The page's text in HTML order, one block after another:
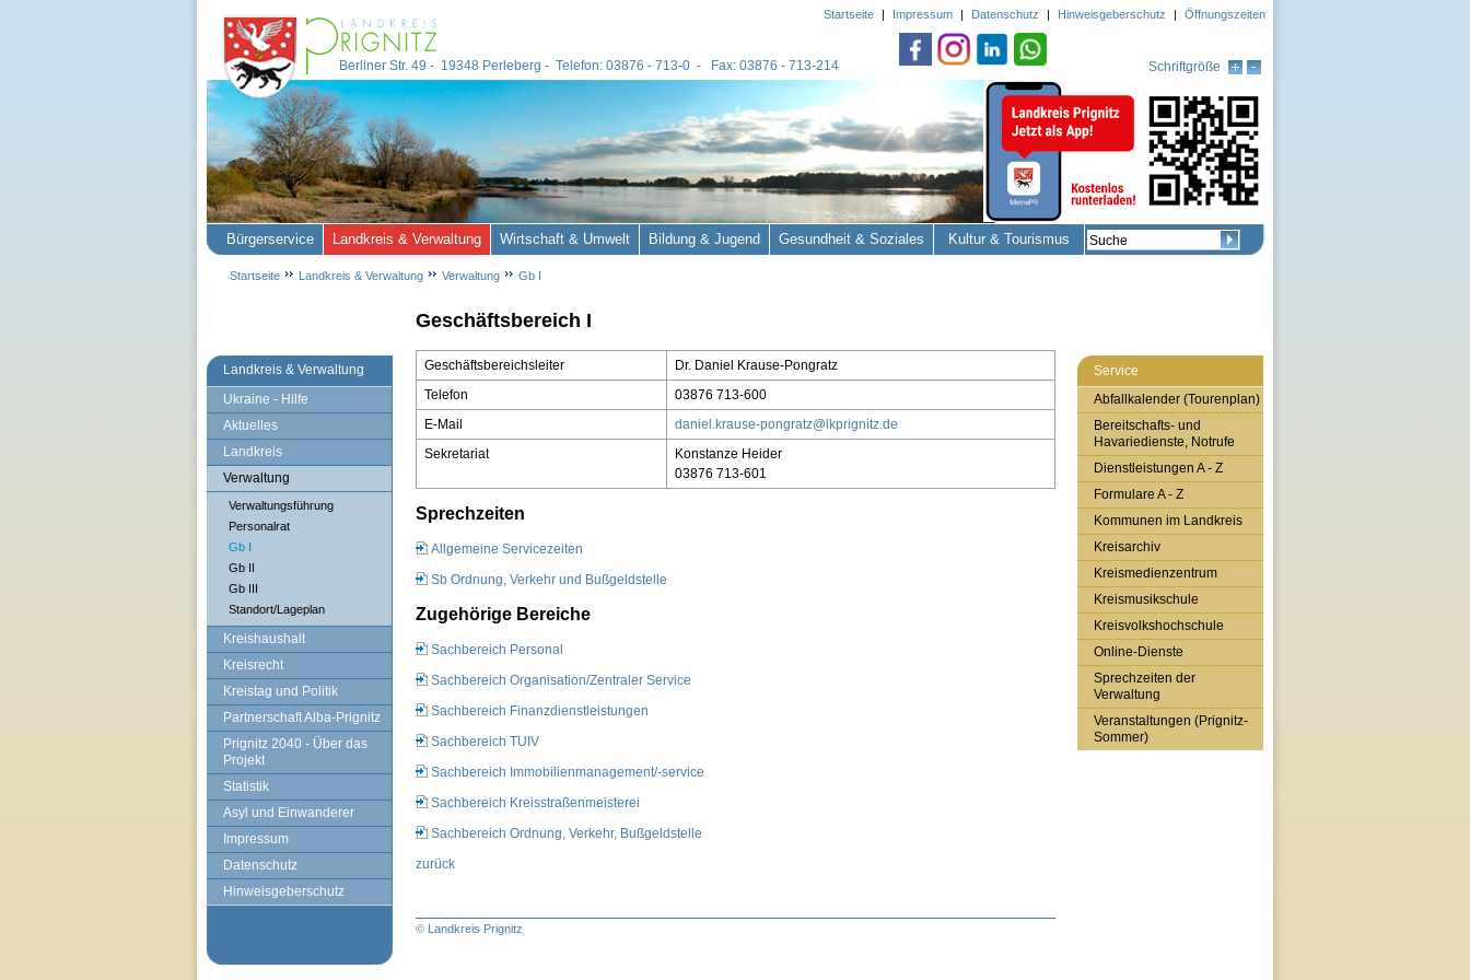
Landkreis & Verwaltung
Ukraine - Hilfe
Aktuelles
Landkreis
Verwaltung
Verwaltungsführung
Personalrat
Gb I
Gb II
Gb III
Standort/Lageplan
Kreishaushalt
Kreisrecht
Kreistag und Politik
Partnerschaft Alba-Prignitz
Prignitz 2040 - Über das
Projekt
Statistik
Asyl und Einwanderer
Impressum
Datenschutz
Hinweisgeberschutz
Geschäftsbereich I
Geschäftsbereichsleiter
Dr. Daniel Krause-Pongratz
Telefon
03876 713-600
E-Mail
daniel.krause-pongratz@lkprignitz.de
Sekretariat
Konstanze Heider
03876 713-601
Sprechzeiten
Allgemeine Servicezeiten
Sb Ordnung, Verkehr und Bußgeldstelle
Zugehörige Bereiche
Sachbereich Personal
Sachbereich Organisation/Zentraler Service
Sachbereich Finanzdienstleistungen
Sachbereich TUIV
Sachbereich Immobilienmanagement/-service
Sachbereich Kreisstraßenmeisterei
Sachbereich Ordnung, Verkehr, Bußgeldstelle
zurück
© Landkreis Prignitz
Service
Abfallkalender (Tourenplan)
Bereitschafts- und
Havariedienste, Notrufe
Dienstleistungen A - Z
Formulare A - Z
Kommunen im Landkreis
Kreisarchiv
Kreismedienzentrum
Kreismusikschule
Kreisvolkshochschule
Online-Dienste
Sprechzeiten der
Verwaltung
Veranstaltungen (Prignitz-
Sommer)
Berliner Str. 49 - 19348 Perleberg - Telefon: 03876 - 713-0 - Fax: 03876 - 713-214 Schriftgröße
Startseite | Impressum | Datenschutz | Hinweisgeberschutz | Öffnungszeiten
Bürgerservice Landkreis & Verwaltung Wirtschaft & Umwelt Bildung & Jugend Gesundheit & Soziales Kultur & Tourismus
Startseite Landkreis & Verwaltung Verwaltung Gb I